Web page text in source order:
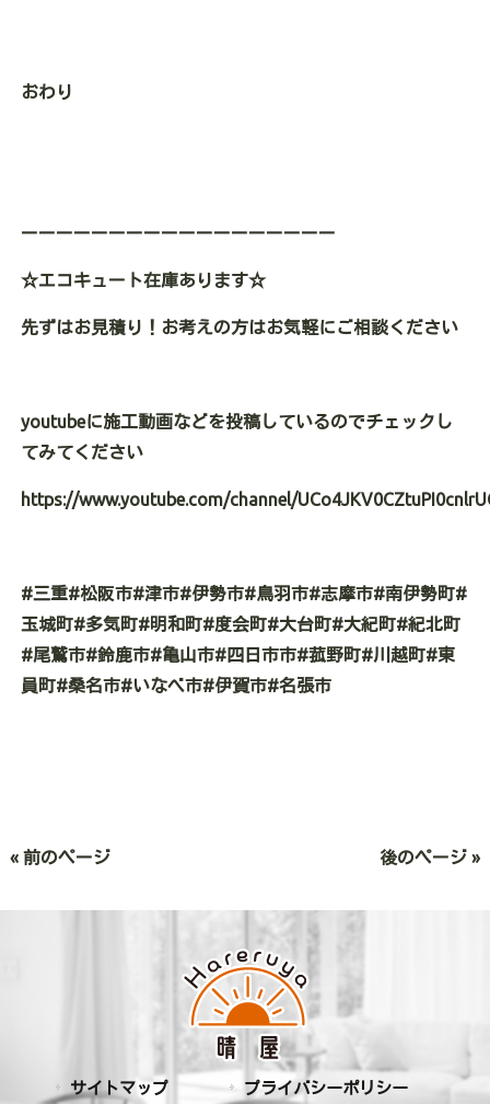
おわり
ーーーーーーーーーーーーーーーーーー
☆エコキュート在庫あります☆
先ずはお見積り！お考えの方はお気軽にご相談ください
youtubeに施工動画などを投稿しているのでチェックし
てみてください
https://www.youtube.com/channel/
#三重#松阪市#津市#伊勢市#鳥羽市#志摩市#南伊勢町#
玉城町#多気町#明和町#度会町#大台町#大紀町#紀北町
#尾鷲市#鈴鹿市#亀山市#四日市市#菰野町#川越町#東
員町#桑名市#いなべ市#伊賀市#名張市
« 前のページ 後のページ »
サイトマップ プライバシーポリシー